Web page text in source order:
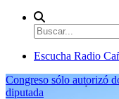
Escucha Radio
Congreso sólo autorizó
diputada